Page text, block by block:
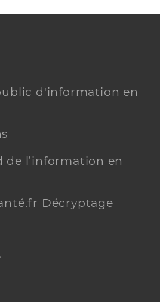
d'information en
de l’information en
Décryptage